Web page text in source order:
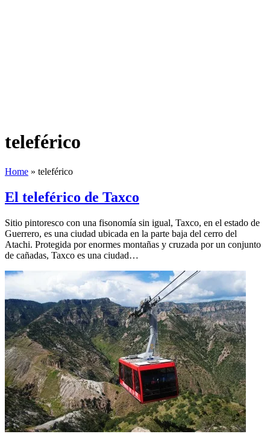
teleférico
Home » teleférico
El teleférico de Taxco
Sitio pintoresco con una fisonomía sin igual, Taxco, en el estado de
Guerrero, es una ciudad ubicada en la parte baja del cerro del
Atachi. Protegida por enormes montañas y cruzada por un conjunto
de cañadas, Taxco es una ciudad…